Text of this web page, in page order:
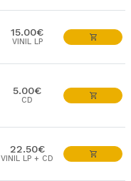
15.00€
VINIL LP
5.00€
CD
22.50€
VINIL LP + CD